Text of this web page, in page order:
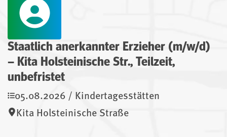
Staatlich anerkannter Erzieher (m/w/d)
– Kita Holsteinische Str., Teilzeit,
unbefristet
05.08.2026 / Kindertagesstätten
Kita Holsteinische Straße